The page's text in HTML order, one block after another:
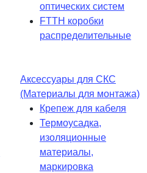
оптических систем
FTTH коробки
распределительные
Аксессуары для СКС
(Материалы для монтажа)
Крепеж для кабеля
Термоусадка,
изоляционные
материалы,
маркировка